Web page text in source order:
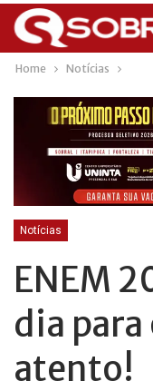
Home Notícias
Notícias
ENEM
dia para
atento!